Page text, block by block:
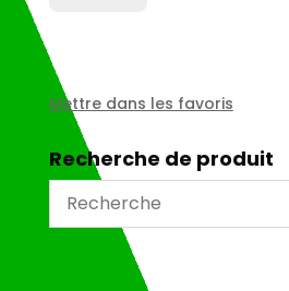
M880
Zeus
2
NJN
Mettre dans les favoris
Recherche de produit